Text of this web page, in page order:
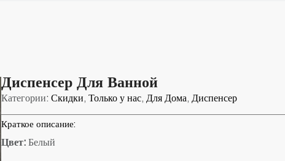
Диспенсер Для Ванной
Категории: Скидки, Только у нас,Для Дома,Диспенсер
Краткое описание:
Цвет: Белый